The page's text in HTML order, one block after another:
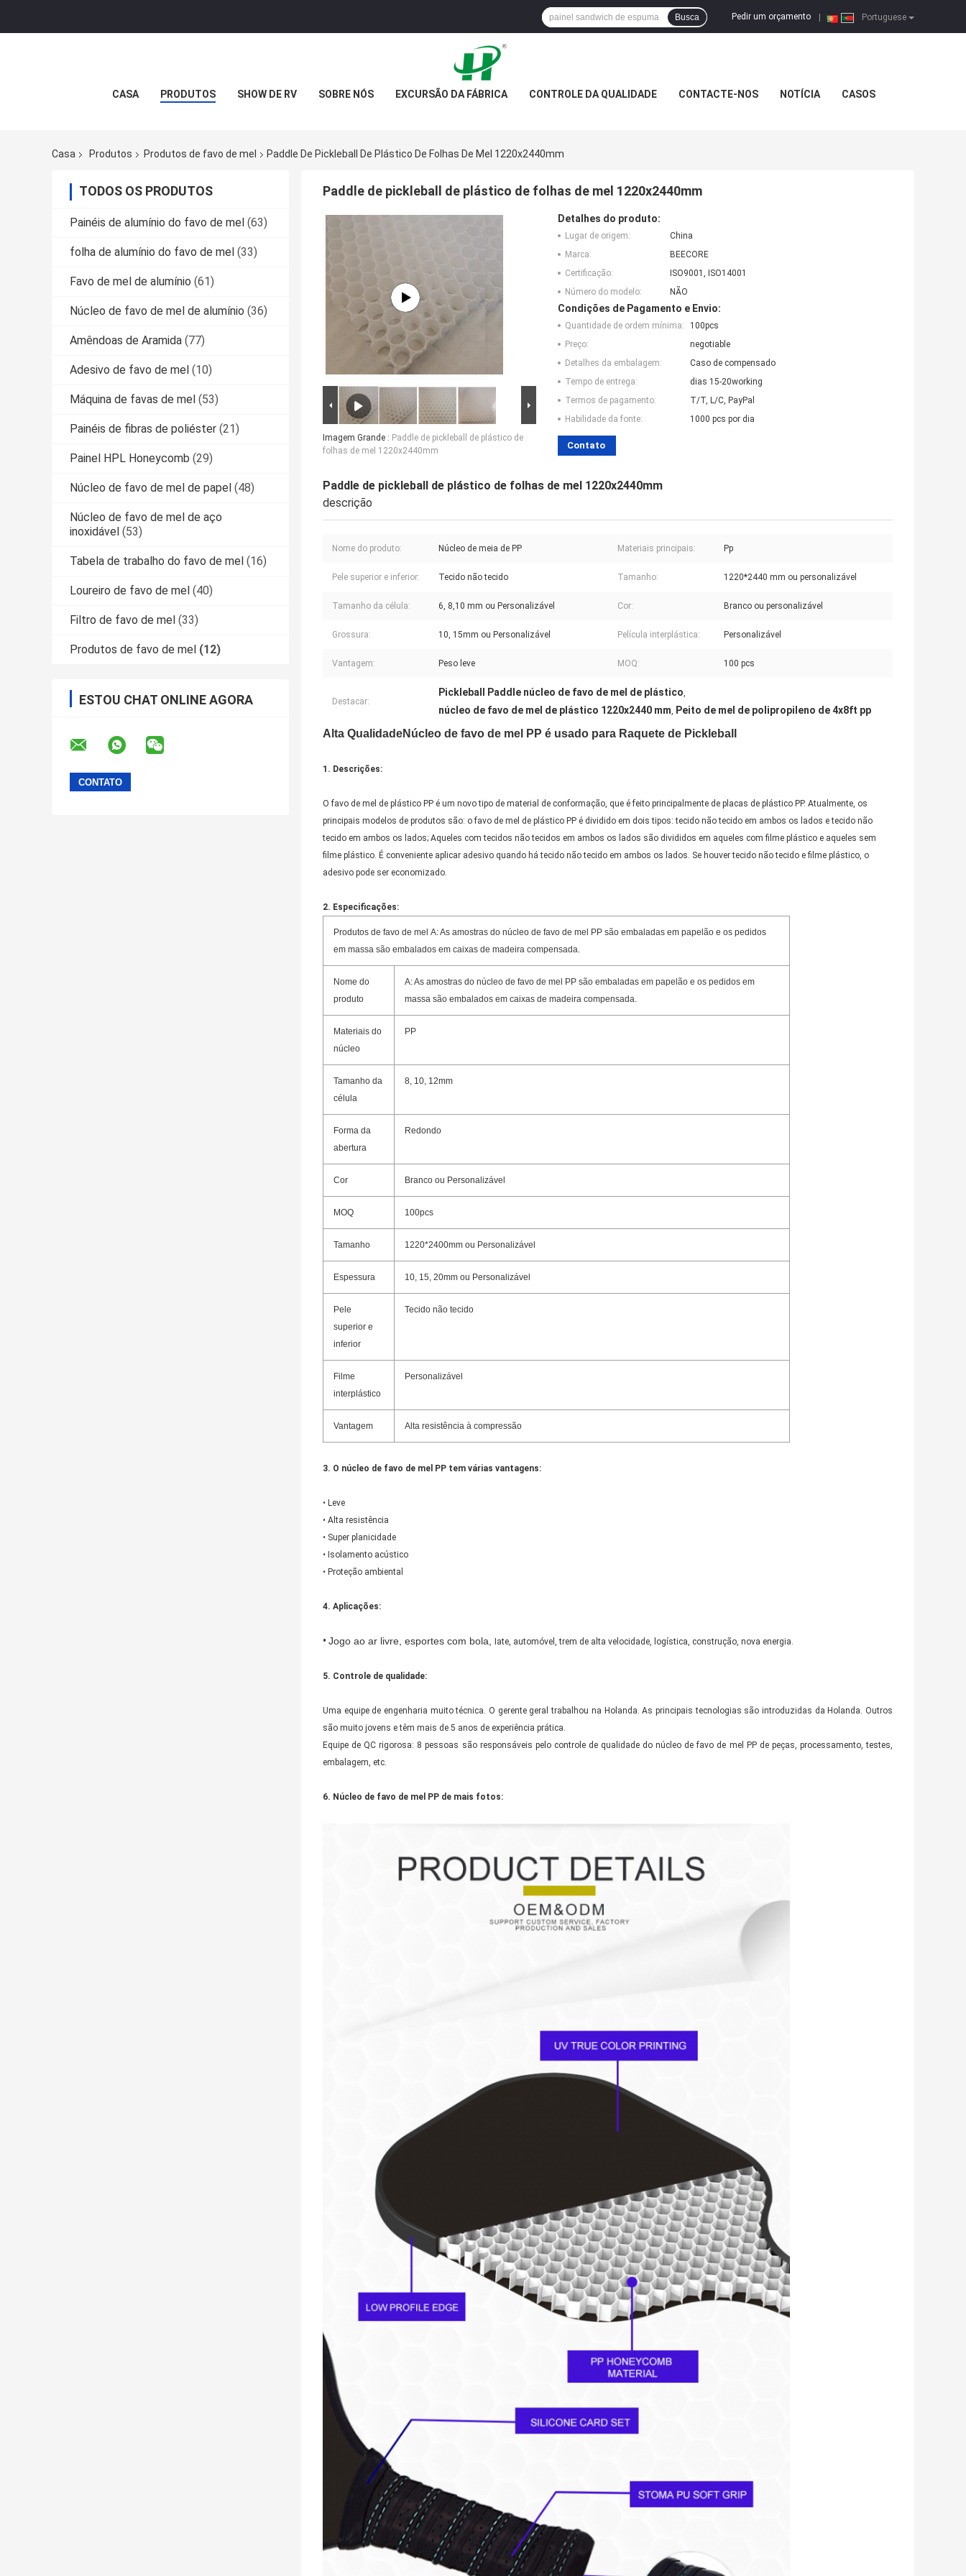
Portuguese
Pedir um orçamento
Busca
CASA PRODUTOS SHOW DE RV SOBRE NÓS EXCURSÃO DA FÁBRICA CONTROLE DA QUALIDADE CONTACTE-NOS NOTÍCIA CASOS
Casa Produtos Produtos de favo de mel Paddle De Pickleball De Plástico De Folhas De Mel 1220x2440mm
TODOS OS PRODUTOS
Painéis de alumínio do favo de mel (63)
folha de alumínio do favo de mel (33)
Favo de mel de alumínio (61)
Núcleo de favo de mel de alumínio (36)
Amêndoas de Aramida (77)
Adesivo de favo de mel (10)
Máquina de favas de mel (53)
Painéis de fibras de poliéster (21)
Painel HPL Honeycomb (29)
Núcleo de favo de mel de papel (48)
Núcleo de favo de mel de aço
inoxidável (53)
Tabela de trabalho do favo de mel (16)
Loureiro de favo de mel (40)
Filtro de favo de mel (33)
Produtos de favo de mel (12)
ESTOU CHAT ONLINE AGORA
Paddle de pickleball de plástico de folhas de mel 1220x2440mm
Imagem Grande : Paddle de pickleball de plástico de
folhas de mel 1220x2440mm
Detalhes do produto:
Lugar de origem:
China
Marca:
BEECORE
Certificação:
ISO9001, ISO14001
Número do modelo:
NÃO
Condições de Pagamento e Envio:
Quantidade de ordem mínima:
100pcs
Preço:
negotiable
Detalhes da embalagem:
Caso de compensado
Tempo de entrega:
dias 15-20working
Termos de pagamento:
T/T, L/C, PayPal
Habilidade da fonte:
1000 pcs por dia
Contato
Paddle de pickleball de plástico de folhas de mel 1220x2440mm
descrição
Nome do produto: Núcleo de meia de PP Materiais principais: Pp
Pele superior e inferior: Tecido não tecido Tamanho: 1220*2440 mm ou personalizável
Tamanho da célula: 6, 8,10 mm ou Personalizável Cor: Branco ou personalizável
Grossura: 10, 15mm ou Personalizável Película interplástica: Personalizável
Vantagem: Peso leve MOQ: 100 pcs
Destacar:
Pickleball Paddle núcleo de favo de mel de plástico,
núcleo de favo de mel de plástico 1220x2440 mm, Peito de mel de polipropileno de 4x8ft pp
Alta QualidadeNúcleo de favo de mel PP é usado para Raquete de Pickleball
1. Descrições:
O favo de mel de plástico PP é um novo tipo de material de conformação, que é feito principalmente de placas de plástico PP. Atualmente, os
principais modelos de produtos são: o favo de mel de plástico PP é dividido em dois tipos: tecido não tecido em ambos os lados e tecido não
tecido em ambos os lados; Aqueles com tecidos não tecidos em ambos os lados são divididos em aqueles com filme plástico e aqueles sem
filme plástico. É conveniente aplicar adesivo quando há tecido não tecido em ambos os lados. Se houver tecido não tecido e filme plástico, o
adesivo pode ser economizado.
2. Especificações:
Produtos de favo de mel A: As amostras do núcleo de favo de mel PP são embaladas em papelão e os pedidos
em massa são embalados em caixas de madeira compensada.
Nome do
produto
A: As amostras do núcleo de favo de mel PP são embaladas em papelão e os pedidos em
massa são embalados em caixas de madeira compensada.
Materiais do
núcleo
PP
Tamanho da
célula
8, 10, 12mm
Forma da
abertura
Redondo
Cor Branco ou Personalizável
MOQ 100pcs
Tamanho 1220*2400mm ou Personalizável
Espessura 10, 15, 20mm ou Personalizável
Pele
superior e
inferior
Tecido não tecido
Filme
interplástico
Personalizável
Vantagem Alta resistência à compressão
3. O núcleo de favo de mel PP tem várias vantagens:
• Leve
• Alta resistência
• Super planicidade
• Isolamento acústico
• Proteção ambiental
4. Aplicações:
• Jogo ao ar livre, esportes com bola, Iate, automóvel, trem de alta velocidade, logística, construção, nova energia.
5. Controle de qualidade:
Uma equipe de engenharia muito técnica. O gerente geral trabalhou na Holanda. As principais tecnologias são introduzidas da Holanda. Outros
são muito jovens e têm mais de 5 anos de experiência prática.
Equipe de QC rigorosa: 8 pessoas são responsáveis pelo controle de qualidade do núcleo de favo de mel PP de peças, processamento, testes,
embalagem, etc.
6. Núcleo de favo de mel PP de mais fotos: